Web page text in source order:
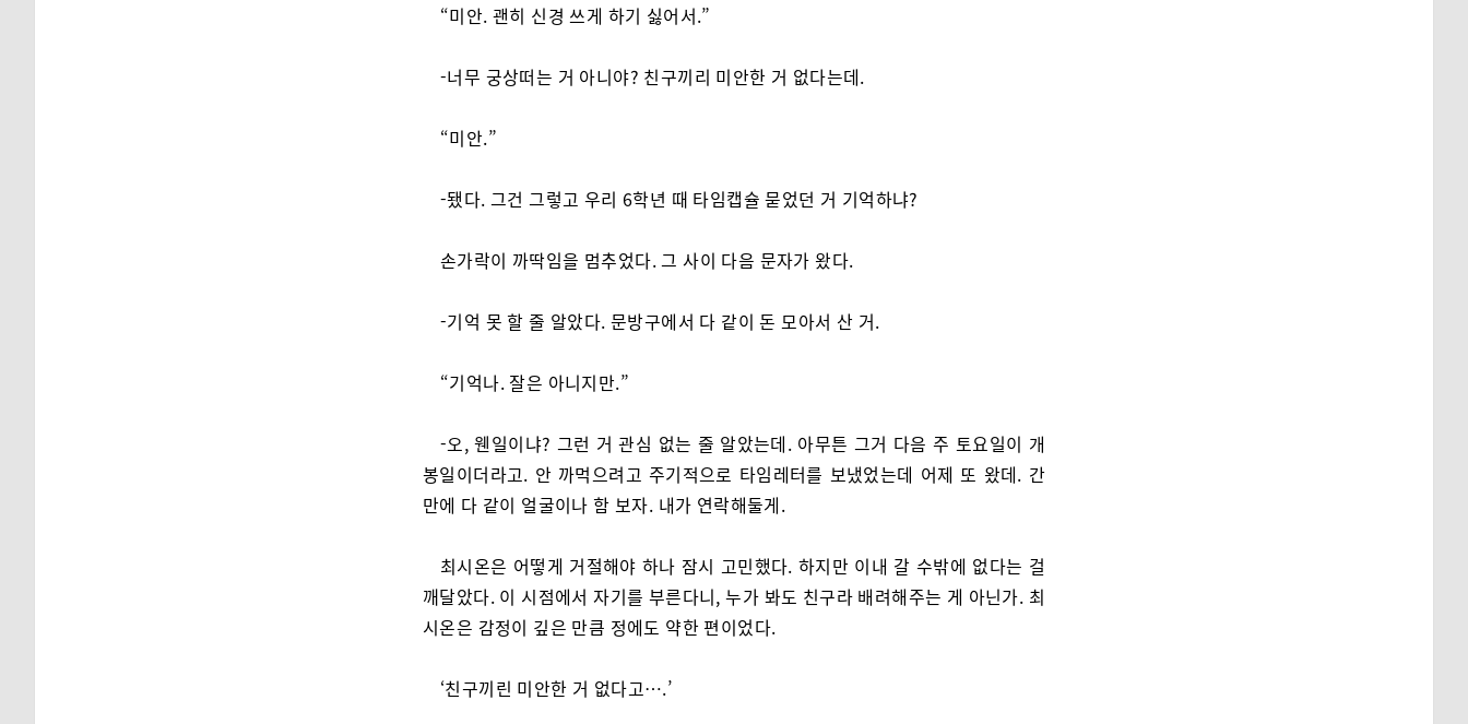
“미안. 괜히 신경 쓰게 하기 싫어서.”
-너무 궁상떠는 거 아니야? 친구끼리 미안한 거 없다는데.
“미안.”
-됐다. 그건 그렇고 우리 6학년 때 타임캡슐 묻었던 거 기억하냐?
손가락이 까딱임을 멈추었다. 그 사이 다음 문자가 왔다.
-기억 못 할 줄 알았다. 문방구에서 다 같이 돈 모아서 산 거.
“기억나. 잘은 아니지만.”
-오, 웬일이냐? 그런 거 관심 없는 줄 알았는데. 아무튼 그거 다음 주 토요일이 개
봉일이더라고. 안 까먹으려고 주기적으로 타임레터를 보냈었는데 어제 또 왔데. 간
만에 다 같이 얼굴이나 함 보자. 내가 연락해둘게.
최시온은 어떻게 거절해야 하나 잠시 고민했다. 하지만 이내 갈 수밖에 없다는 걸
깨달았다. 이 시점에서 자기를 부른다니, 누가 봐도 친구라 배려해주는 게 아닌가. 최
시온은 감정이 깊은 만큼 정에도 약한 편이었다.
‘친구끼린 미안한 거 없다고….’